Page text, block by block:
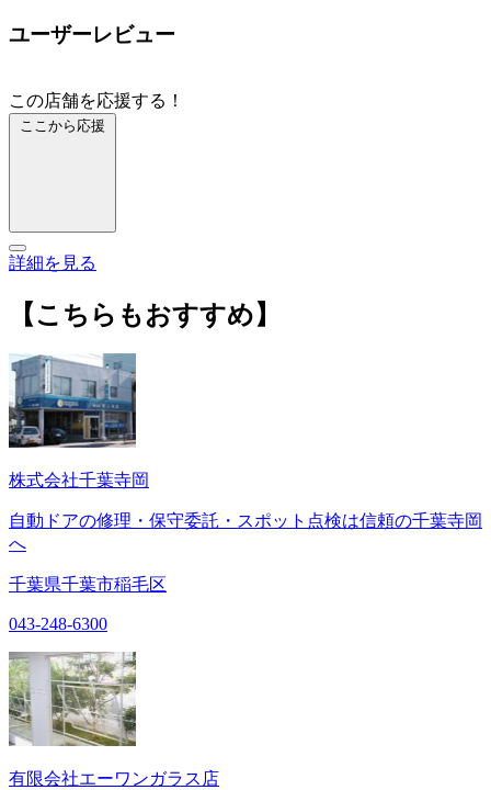
ユーザーレビュー
この店舗を応援する！
ここから応援
詳細を見る
【こちらもおすすめ】
株式会社千葉寺岡
自動ドアの修理・保守委託・スポット点検は信頼の千葉寺岡
へ
千葉県千葉市稲毛区
043-248-6300
有限会社エーワンガラス店